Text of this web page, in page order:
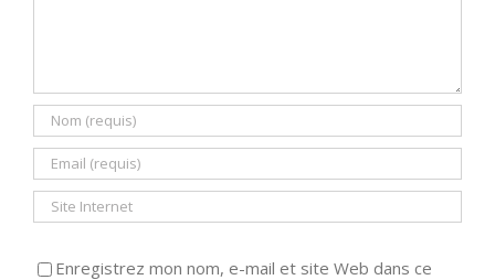
Enregistrez mon nom, e-mail et site Web dans ce